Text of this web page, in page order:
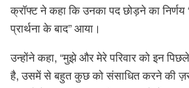
क्रॉफ्ट ने कहा कि उनका पद छोड़ने का
प्रार्थना के बाद” आया।
उन्होंने कहा, “मुझे और मेरे परिवार को इन
है, उसमें से बहुत कुछ को संसाधित करने की